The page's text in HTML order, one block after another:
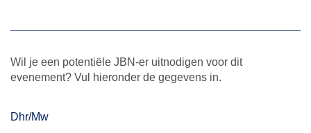
Wil je een potentiële JBN-er uitnodigen voor dit
evenement? Vul hieronder de gegevens in.
Dhr/Mw